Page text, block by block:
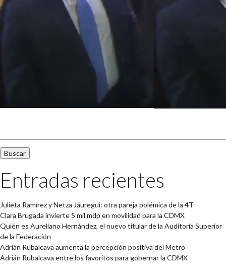
Entradas recientes
Julieta Ramírez y Netza Jáuregui: otra pareja polémica de la 4T
Clara Brugada invierte 5 mil mdp en movilidad para la CDMX
Quién es Aureliano Hernández, el nuevo titular de la Auditoría Superior
de la Federación
Adrián Rubalcava aumenta la percepción positiva del Metro
Adrián Rubalcava entre los favoritos para gobernar la CDMX